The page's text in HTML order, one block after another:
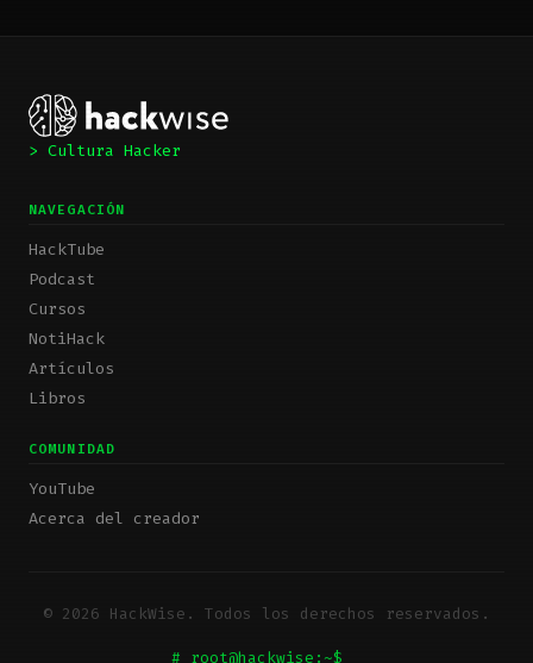
> Cultura Hacker
NAVEGACIÓN
HackTube
Podcast
Cursos
NotiHack
Artículos
Libros
COMUNIDAD
YouTube
Acerca del creador
© 2026 HackWise. Todos los derechos reservados.
# root@hackwise:~$